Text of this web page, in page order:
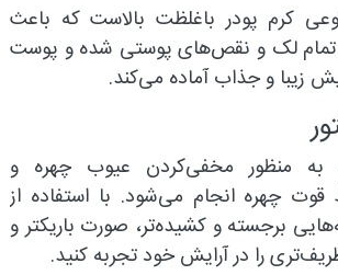
کرم پودر باغلظت بالاست که باعث
لک و نقص‌های پوستی شده و پوست
زیبا و جذاب آماده می‌کند.
به منظور مخفی‌کردن عیوب چهره و
چهره انجام می‌شود. با استفاده از
برجسته و کشیده‌تر، صورت باریکتر و
را در آرایش خود تجربه کنید.